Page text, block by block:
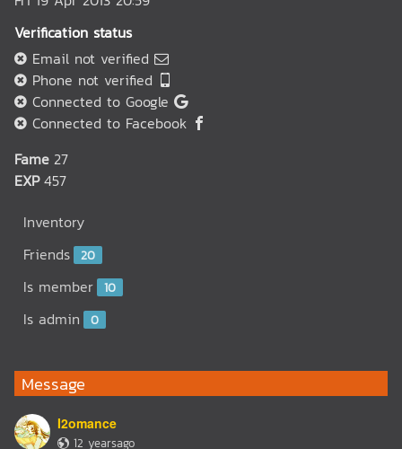
Verification status
Email not verified
Phone not verified
Connected to Google
Connected to Facebook
Fame 27
EXP 457
Inventory
Friends 20
Is member 10
Is admin 0
Message
I2omance
12 yearsago